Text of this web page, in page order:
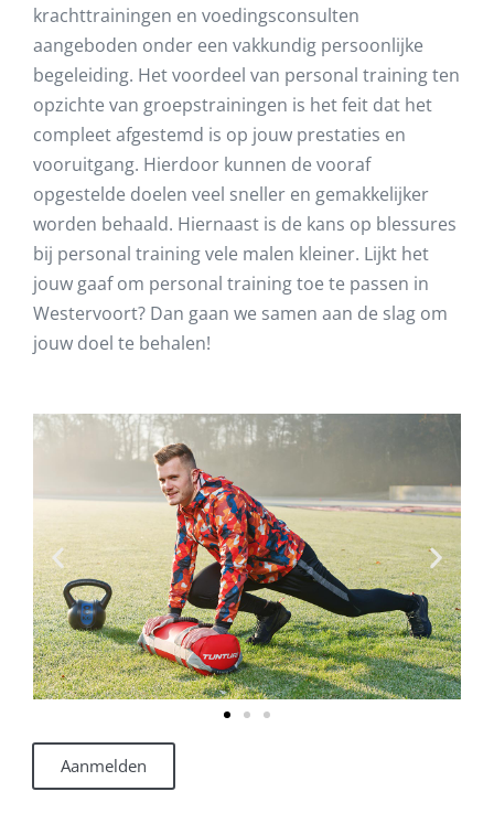
krachttrainingen en voedingsconsulten
aangeboden onder een vakkundig persoonlijke
begeleiding. Het voordeel van personal training ten
opzichte van groepstrainingen is het feit dat het
compleet afgestemd is op jouw prestaties en
vooruitgang. Hierdoor kunnen de vooraf
opgestelde doelen veel sneller en gemakkelijker
worden behaald. Hiernaast is de kans op blessures
bij personal training vele malen kleiner. Lijkt het
jouw gaaf om personal training toe te passen in
Westervoort? Dan gaan we samen aan de slag om
jouw doel te behalen!
Aanmelden